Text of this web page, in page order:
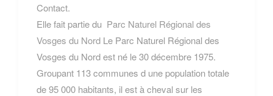
Contact.
Elle fait partie du Parc Naturel Régional des
Vosges du Nord Le Parc Naturel Régional des
Vosges du Nord est né le 30 décembre 1975.
Groupant 113 communes d une population totale
de 95 000 habitants, il est à cheval sur les